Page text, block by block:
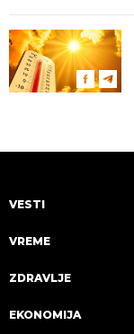
VESTI
VREME
ZDRAVLJE
EKONOMIJA